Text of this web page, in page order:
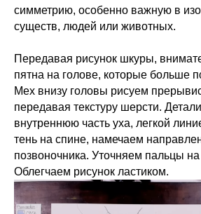
симметрию, особенно важную в
существ, людей или животных.
Передавая рисунок шкуры,
пятна на голове, которые больше
Мех внизу головы рисуем
передавая текстуру шерсти.
внутреннюю часть уха, легкой
тень на спине, намечаем
позвоночника. Уточняем пальцы
Облегчаем рисунок ластиком.